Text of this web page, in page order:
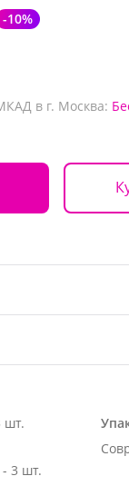
-10%
в г. Москва:
шт.
- 3 шт.